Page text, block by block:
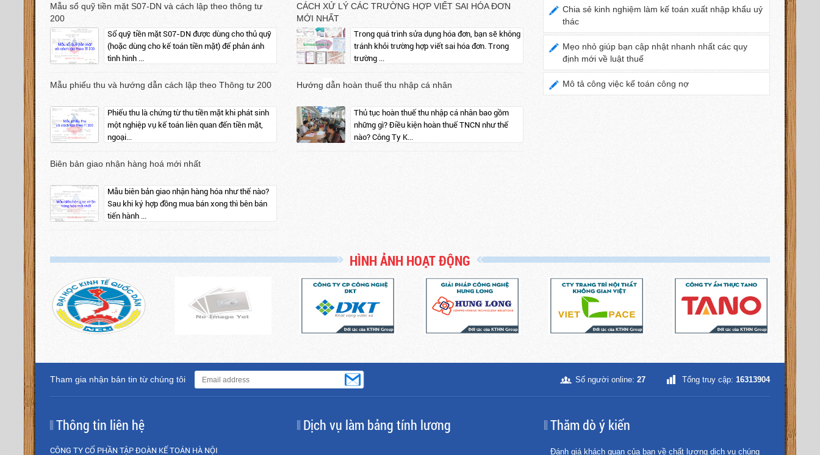
Mẫu sổ quỹ tiền mặt S07-DN và cách lập theo thông tư
200
Sổ quỹ tiền mặt S07-DN được dùng cho thủ quỹ
(hoặc dùng cho kế toán tiền mặt) để phản ánh
tình hình ...
Mẫu phiếu thu và hướng dẫn cách lập theo Thông tư 200
Phiếu thu là chứng từ thu tiền mặt khi phát sinh
một nghiệp vụ kế toán liên quan đến tiền mặt,
ngoại...
Biên bản giao nhận hàng hoá mới nhất
Mẫu biên bản giao nhận hàng hóa như thế nào?
Sau khi ký hợp đồng mua bán xong thì bên bán
tiến hành ...
CÁCH XỬ LÝ CÁC TRƯỜNG HỢP VIẾT SAI HÓA ĐƠN
MỚI NHẤT
Trong quá trình sửa dụng hóa đơn, bạn sẽ không
tránh khỏi trường hợp viết sai hóa đơn. Trong
trường ...
Hướng dẫn hoàn thuế thu nhập cá nhân
Thủ tục hoàn thuế thu nhập cá nhân bao gồm
những gì? Điều kiện hoàn thuế TNCN như thế
nào? Công Ty K...
Chia sẻ kinh nghiệm làm kế toán xuất nhập khẩu uỷ
thác
Mẹo nhỏ giúp bạn cập nhật nhanh nhất các quy
định mới về luật thuế
Mô tả công việc kế toán công nợ
HÌNH ẢNH HOẠT ĐỘNG
Tham gia nhận bản tin từ chúng tôi Số người online: 27 Tổng truy cập: 16313904
Thông tin liên hệ
CÔNG TY CỔ PHẦN TẬP ĐOÀN KẾ TOÁN HÀ NỘI
Dịch vụ làm bảng tính lương Thăm dò ý kiến
Đánh giá khách quan của bạn về chất lượng dịch vụ chúng